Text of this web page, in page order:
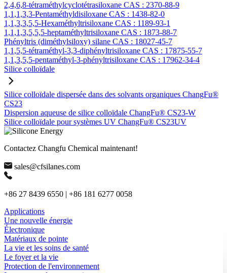
2,4,6,8-tétraméthylcyclotétrasiloxane CAS : 2370-88-9
1,1,1,3,3-Pentaméthyldisiloxane CAS : 1438-82-0
1,1,3,3,5,5-Hexaméthyltrisiloxane CAS : 1189-93-1
1,1,1,3,5,5,5-heptaméthyltrisiloxane CAS : 1873-88-7
Phényltris (diméthylsiloxy) silane CAS : 18027-45-7
1,1,5,5-tétraméthyl-3,3-diphényltrisiloxane CAS : 17875-55-7
1,1,3,5,5-pentaméthyl-3-phényltrisiloxane CAS : 17962-34-4
Silice colloïdale
Silice colloïdale dispersée dans des solvants organiques ChangFu®
CS23
Dispersion aqueuse de silice colloïdale ChangFu® CS23-W
Silice colloïdale pour systèmes UV ChangFu® CS23UV
Contactez Changfu Chemical maintenant!
sales@cfsilanes.com
+86 27 8439 6550 | +86 181 6277 0058
Applications
Une nouvelle énergie
Électronique
Matériaux de pointe
La vie et les soins de santé
Le foyer et la vie
Protection de l'environnement